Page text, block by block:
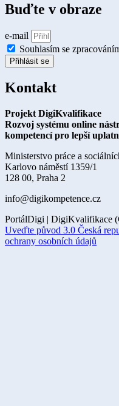
Buďte v obraze
e-mail
Souhlasím se
Přihlásit se
Kontakt
Projekt DigiKvalifikace
Rozvoj systému online
kompetencí pro lepší
Ministerstvo práce a
Karlovo náměstí 1359/1
128 00, Praha 2
info@digikompetence.cz
PortálDigi | DigiKvalifikace
Uveďte původ 3.0 Česká
ochrany osobních údajů